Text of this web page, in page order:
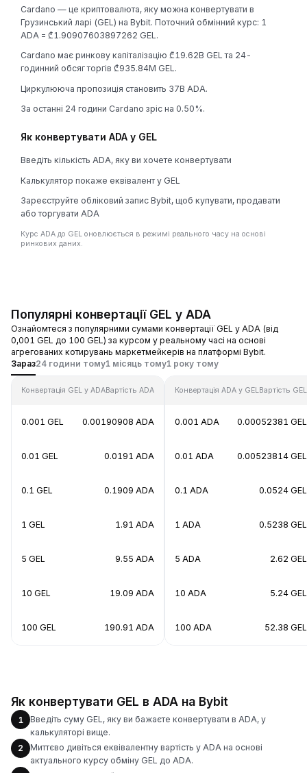
Cardano — це криптовалюта, яку можна конвертувати в
Грузинський ларі (GEL) на Bybit. Поточний обмінний курс: 1
ADA = ₾1.90907603897262 GEL.
Cardano має ринкову капіталізацію ₾19.62B GEL та 24-
годинний обсяг торгів ₾935.84M GEL.
Циркулююча пропозиція становить 37B ADA.
За останні 24 години Cardano зріс на 0.50%.
Як конвертувати ADA у GEL
Введіть кількість ADA, яку ви хочете конвертувати
Калькулятор покаже еквівалент у GEL
Зареєструйте обліковий запис Bybit, щоб купувати, продавати
або торгувати ADA
Курс ADA до GEL оновлюється в режимі реального часу на основі
ринкових даних.
Популярні конвертації GEL у ADA
Ознайомтеся з популярними сумами конвертації GEL у ADA (від
0,001 GEL до 100 GEL) за курсом у реальному часі на основі
агрегованих котирувань маркетмейкерів на платформі Bybit.
Зараз24 години тому1 місяць тому1 року тому
Конвертація GEL у ADAВартість ADA
0.001 GEL 0.00190908 ADA
0.01 GEL 0.0191 ADA
0.1 GEL 0.1909 ADA
1 GEL 1.91 ADA
5 GEL 9.55 ADA
10 GEL 19.09 ADA
100 GEL 190.91 ADA
Конвертація ADA у GELВартість GEL
0.001 ADA 0.00052381 GEL
0.01 ADA 0.00523814 GEL
0.1 ADA 0.0524 GEL
1 ADA 0.5238 GEL
5 ADA 2.62 GEL
10 ADA 5.24 GEL
100 ADA 52.38 GEL
Як конвертувати GEL в ADA на Bybit
1
Введіть суму GEL, яку ви бажаєте конвертувати в ADA, у
калькуляторі вище.
2
Миттєво дивіться еквівалентну вартість у ADA на основі
актуального курсу обміну GEL до ADA.